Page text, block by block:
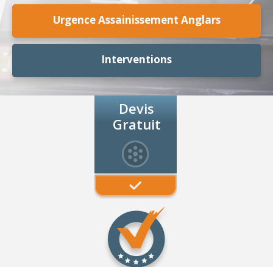
Urgence Assainissement Anglars
Interventions
Devis
Gratuit